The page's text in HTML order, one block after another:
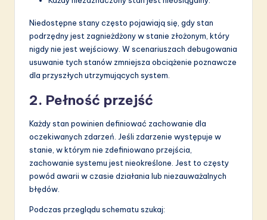
Niedostępne stany często pojawiają się, gdy stan
podrzędny jest zagnieżdżony w stanie złożonym, który
nigdy nie jest wejściowy. W scenariuszach debugowania
usuwanie tych stanów zmniejsza obciążenie poznawcze
dla przyszłych utrzymujących system.
2. Pełność przejść
Każdy stan powinien definiować zachowanie dla
oczekiwanych zdarzeń. Jeśli zdarzenie występuje w
stanie, w którym nie zdefiniowano przejścia,
zachowanie systemu jest nieokreślone. Jest to częsty
powód awarii w czasie działania lub niezauważalnych
błędów.
Podczas przeglądu schematu szukaj: